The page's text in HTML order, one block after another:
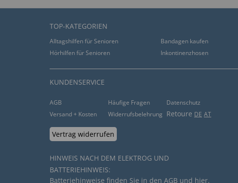
TOP-KATEGORIEN
Alltagshilfen für Senioren Bandagen kaufen
Hörhilfen für Senioren
Inkontinenzhosen
KUNDENSERVICE
AGB Häufige Fragen
Datenschutz
Versand + Kosten
Widerrufsbelehrung Retoure DE AT
Vertrag widerrufen
HINWEIS NACH DEM ELEKTROG UND
BATTERIEHINWEIS:
Batteriehinweise finden Sie in den AGB und hier.